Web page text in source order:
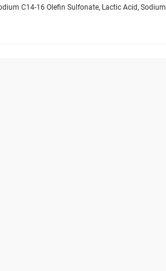
C14-16 Olefin Sulfonate, Lactic Acid, Sodium